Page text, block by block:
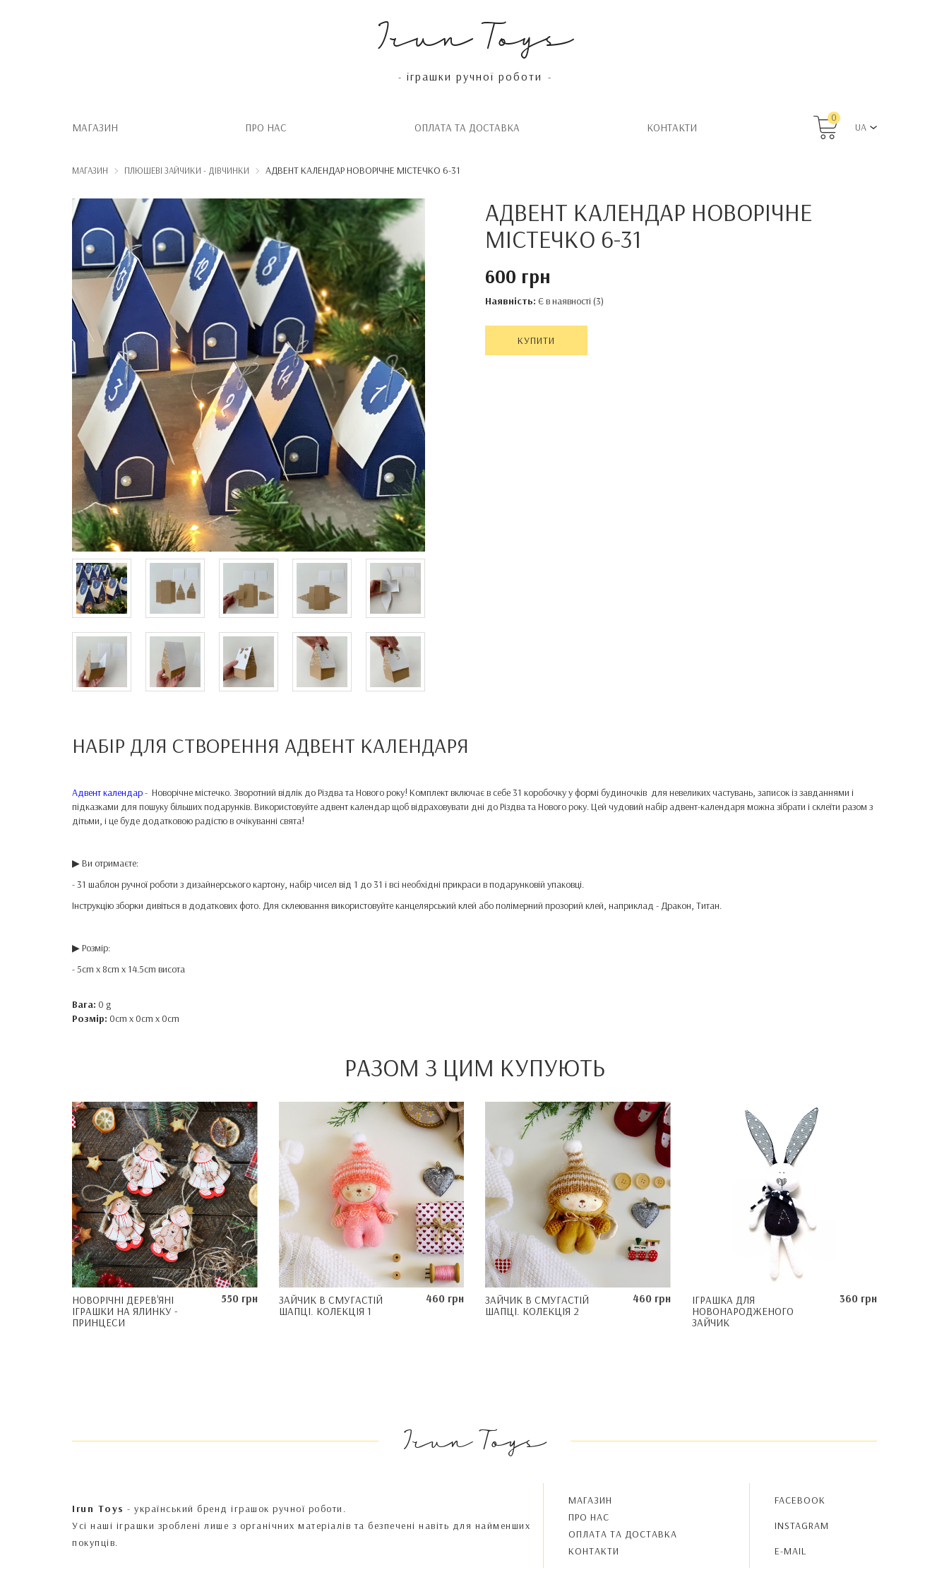
Irun Toys
- іграшки ручної роботи -
МАГАЗИН ПРО НАС OПЛАТА ТА ДОСТАВКА КОНТАКТИ
0
UA
МАГАЗИН ПЛЮШЕВІ ЗАЙЧИКИ - ДІВЧИНКИ АДВЕНТ КАЛЕНДАР НОВОРІЧНЕ МІСТЕЧКО 6-31
АДВЕНТ КАЛЕНДАР НОВОРІЧНЕ
МІСТЕЧКО 6-31
600 грн
Наявність: Є в наявності (3)
КУПИТИ
НАБІР ДЛЯ СТВОРЕННЯ АДВЕНТ КАЛЕНДАРЯ
Адвент календар- Новорічне містечко. Зворотний відлік до Різдва та Нового року! Комплект включає в себе 31 коробочку у формі будиночків для невеликих частувань, записок із завданнями і
підказками для пошуку більших подарунків. Використовуйте адвент календар щоб відраховувати дні до Різдва та Нового року. Цей чудовий набір адвент-календаря можна зібрати і склеїти разом з
дітьми, і це буде додатковою радістю в очікуванні свята!
▶ Ви отримаєте:
- 31 шаблон ручної роботи з дизайнерського картону, набір чисел від 1 до 31 і всі необхідні прикраси в подарунковій упаковці.
Інструкцію зборки дивіться в додаткових фото. Для склеювання використовуйте канцелярський клей або полімерний прозорий клей, наприклад - Дракон, Титан.
▶ Розмір:
- 5cm x 8cm x 14.5cm висота
Вага: 0 g
Розмір: 0cm x 0cm x 0cm
РАЗОМ З ЦИМ КУПУЮТЬ
НОВОРІЧНІ ДЕРЕВ'ЯНІ
ІГРАШКИ НА ЯЛИНКУ -
ПРИНЦЕСИ
550 грн
ЗАЙЧИК В СМУГАСТІЙ
ШАПЦІ. КОЛЕКЦІЯ 1
460 грн
ЗАЙЧИК В СМУГАСТІЙ
ШАПЦІ. КОЛЕКЦІЯ 2
460 грн
ІГРАШКА ДЛЯ
НОВОНАРОДЖЕНОГО
ЗАЙЧИК
360 грн
Irun Toys
Irun Toys - український бренд іграшок ручної роботи.
Усі наші іграшки зроблені лише з органічних матеріалів та безпечені навіть для найменших
покупців.
МАГАЗИН
ПРО НАС
OПЛАТА ТА ДОСТАВКА
КОНТАКТИ
FACEBOOK
INSTAGRAM
E-MAIL